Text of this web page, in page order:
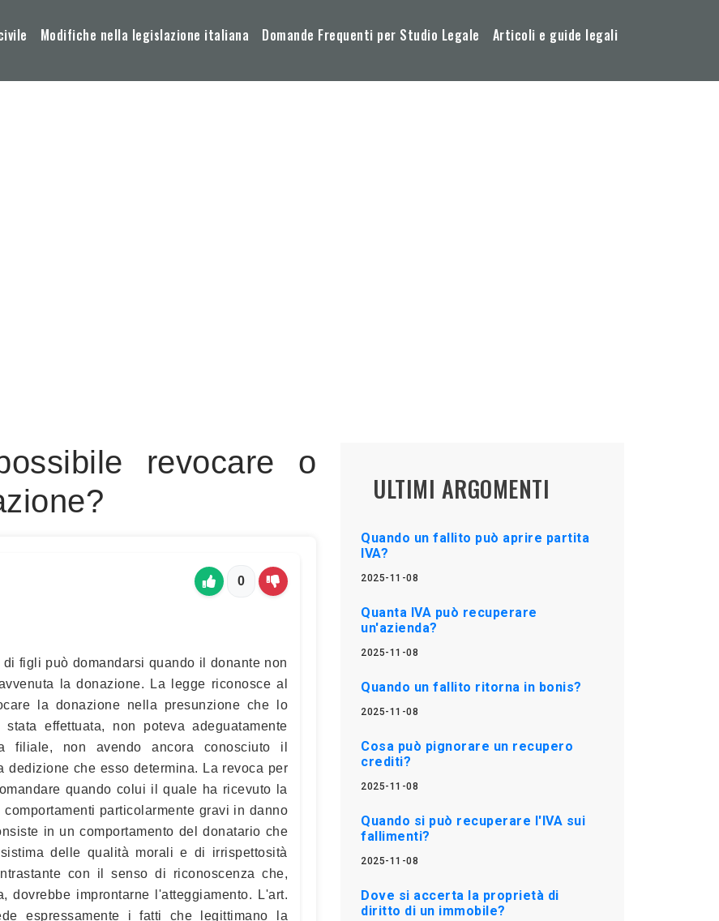
Modifiche nella legislazione italiana Domande Frequenti per Studio Legale Articoli e guide legali
revocare o
0
figli può domandarsi quando il donante non
la donazione. La legge riconosce al
la donazione nella presunzione che lo
effettuata, non poteva adeguatamente
filiale, non avendo ancora conosciuto il
dedizione che esso determina. La revoca per
quando colui il quale ha ricevuto la
particolarmente gravi in danno
in un comportamento del donatario che
delle qualità morali e di irrispettosità
con il senso di riconoscenza che,
dovrebbe improntarne l'atteggiamento. L'art.
espressamente i fatti che legittimano la
ULTIMI ARGOMENTI
Quando un fallito può aprire partita
IVA?
2025-11-08
Quanta IVA può recuperare
un'azienda?
2025-11-08
Quando un fallito ritorna in bonis?
2025-11-08
Cosa può pignorare un recupero
crediti?
2025-11-08
Quando si può recuperare l'IVA sui
fallimenti?
2025-11-08
Dove si accerta la proprietà di
diritto di un immobile?